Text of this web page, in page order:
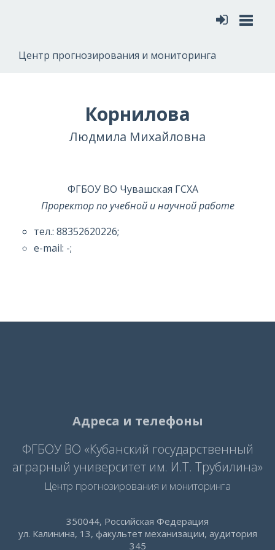
Центр прогнозирования и мониторинга
Корнилова
Людмила Михайловна
ФГБОУ ВО Чувашская ГСХА
Проректор по учебной и научной работе
тел.: 88352620226;
e-mail: -;
Адреса и телефоны
ФГБОУ ВО «Кубанский государственный
аграрный университет им. И.Т. Трубилина»
Центр прогнозирования и мониторинга
350044, Российская Федерация
ул. Калинина, 13, факультет механизации, аудитория
345